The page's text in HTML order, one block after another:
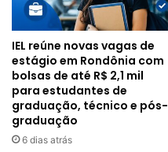
IEL reúne novas vagas de
estágio em Rondônia com
bolsas de até R$ 2,1 mil
para estudantes de
graduação, técnico e pós-
graduação
6 dias atrás